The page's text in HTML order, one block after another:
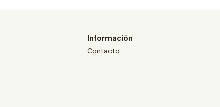
Información
Contacto